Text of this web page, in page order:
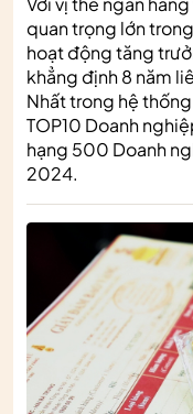
quan trọng lớn
hoạt động tăng
khẳng định 8 năm
Nhất trong hệ
TOP10 Doanh
hạng 500 Doanh
2024.